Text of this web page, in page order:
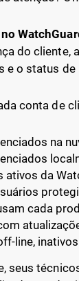
do cliente,
e o status
conta de
na
ativos da
cada
line,
seus